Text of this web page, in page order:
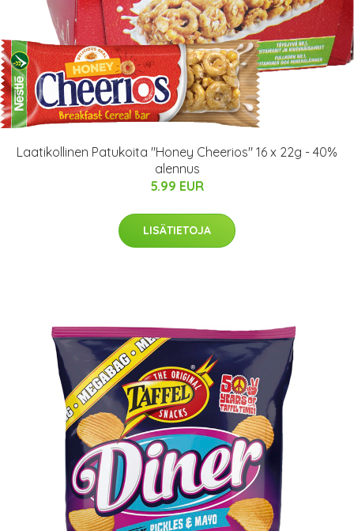
Laatikollinen Patukoita "Honey Cheerios" 16 x 22g - 40%
alennus
5.99 EUR
LISÄTIETOJA